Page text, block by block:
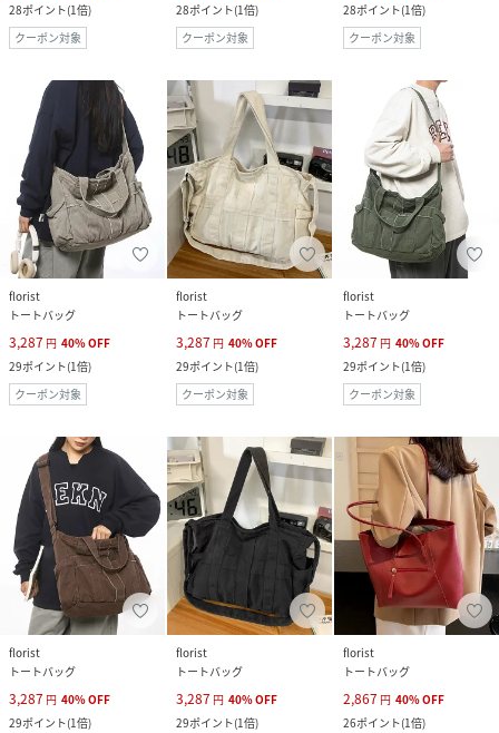
28ポイント(1倍)
クーポン対象
28ポイント(1倍)
クーポン対象
28ポイント(1倍)
クーポン対象
florist
トートバッグ
3,287 円 40%OFF
29ポイント(1倍)
クーポン対象
florist
トートバッグ
3,287 円 40%OFF
29ポイント(1倍)
クーポン対象
florist
トートバッグ
3,287 円 40%OFF
29ポイント(1倍)
クーポン対象
florist
トートバッグ
3,287 円 40%OFF
29ポイント(1倍)
florist
トートバッグ
3,287 円 40%OFF
29ポイント(1倍)
florist
トートバッグ
2,867 円 40%OFF
26ポイント(1倍)